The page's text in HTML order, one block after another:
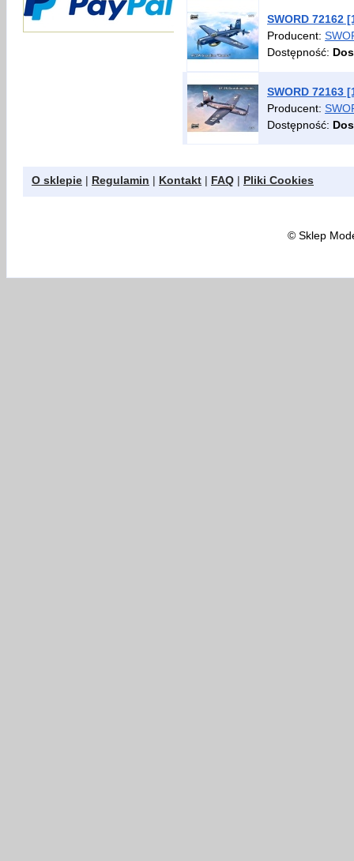
SWORD 72162
Producent:
Dostępność:
SWORD 72163
Producent:
Dostępność:
O sklepie | Regulamin | Kontakt | FAQ | Pliki Cookies
©Sklep